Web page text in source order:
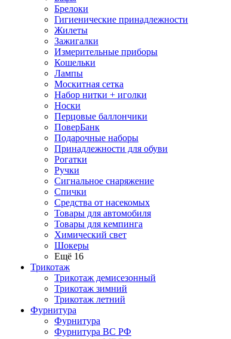
Брелоки
Гигиенические принадлежности
Жилеты
Зажигалки
Измерительные приборы
Кошельки
Лампы
Москитная сетка
Набор нитки + иголки
Носки
Перцовые баллончики
ПоверБанк
Подарочные наборы
Принадлежности для обуви
Рогатки
Ручки
Сигнальное снаряжение
Спички
Средства от насекомых
Товары для автомобиля
Товары для кемпинга
Химический свет
Шокеры
Ещё 16
Трикотаж
Трикотаж демисезонный
Трикотаж зимний
Трикотаж летний
Фурнитура
Фурнитура
Фурнитура ВС РФ